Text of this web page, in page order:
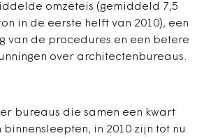
omzeteis (gemiddeld 7,5
in de eerste helft van 2010), een
van de procedures en een betere
over architectenbureaus.
bureaus die samen een kwart
in 2010 zijn tot nu